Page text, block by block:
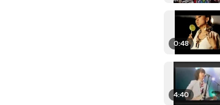
0:48
4:40